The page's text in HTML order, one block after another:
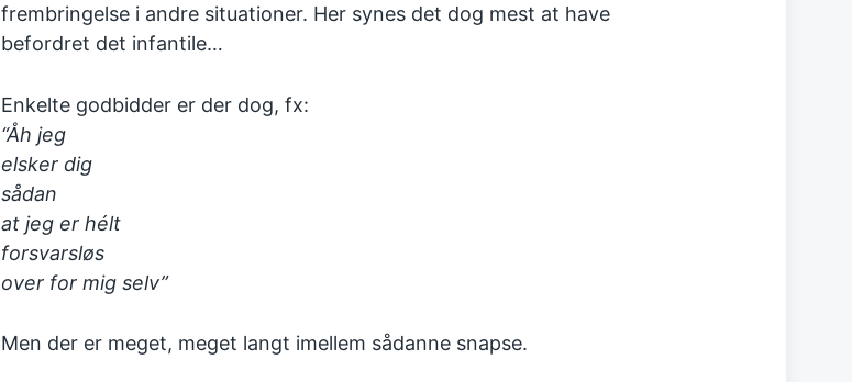
frembringelse i andre situationer. Her synes det dog mest at have
befordret det infantile…
Enkelte godbidder er der dog, fx:
“Åh jeg
elsker dig
sådan
at jeg er hélt
forsvarsløs
over for mig selv”
Men der er meget, meget langt imellem sådanne snapse.